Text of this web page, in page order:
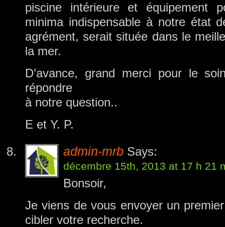
piscine intérieure et équipement
minima indispensable à notre état
agrément, serait située dans le
la mer.
D’avance, grand merci pour le
répondre
à notre question..
E et Y. P.
admin-mrb Says:
décembre 15th, 2013 at 17 h 21
Bonsoir,
Je viens de vous envoyer un
cibler votre recherche.